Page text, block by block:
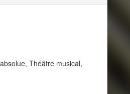
Théâtre musical,